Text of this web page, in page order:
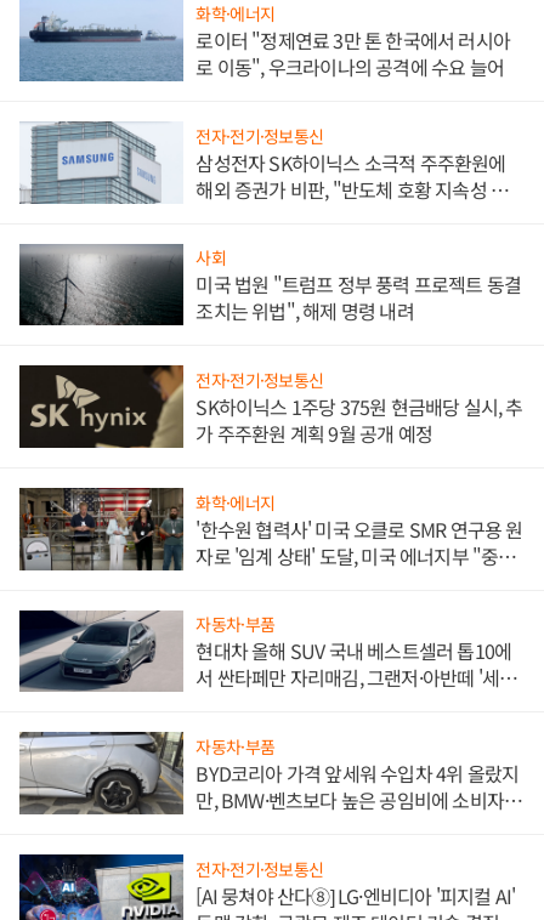
화학·에너지
로이터 "정제연료 3만 톤 한국에서 러시아
로 이동", 우크라이나의 공격에 수요 늘어
전자·전기·정보통신
삼성전자 SK하이닉스 소극적 주주환원에
해외 증권가 비판, "반도체 호황 지속성 의
사회
미국 법원 "트럼프 정부 풍력 프로젝트 동결
조치는 위법", 해제 명령 내려
전자·전기·정보통신
SK하이닉스 1주당 375원 현금배당 실시, 추
가 주주환원 계획 9월 공개 예정
화학·에너지
'한수원 협력사' 미국 오클로 SMR 연구용 원
자로 '임계 상태' 도달, 미국 에너지부 "중요
자동차·부품
현대차 올해 SUV 국내 베스트셀러 톱10에
서 싼타페만 자리매김, 그랜저·아반떼 '세단
자동차·부품
BYD코리아 가격 앞세워 수입차 4위 올랐지
만, BMW·벤츠보다 높은 공임비에 소비자
전자·전기·정보통신
[AI 뭉쳐야 산다⑧] LG·엔비디아 '피지컬 AI'